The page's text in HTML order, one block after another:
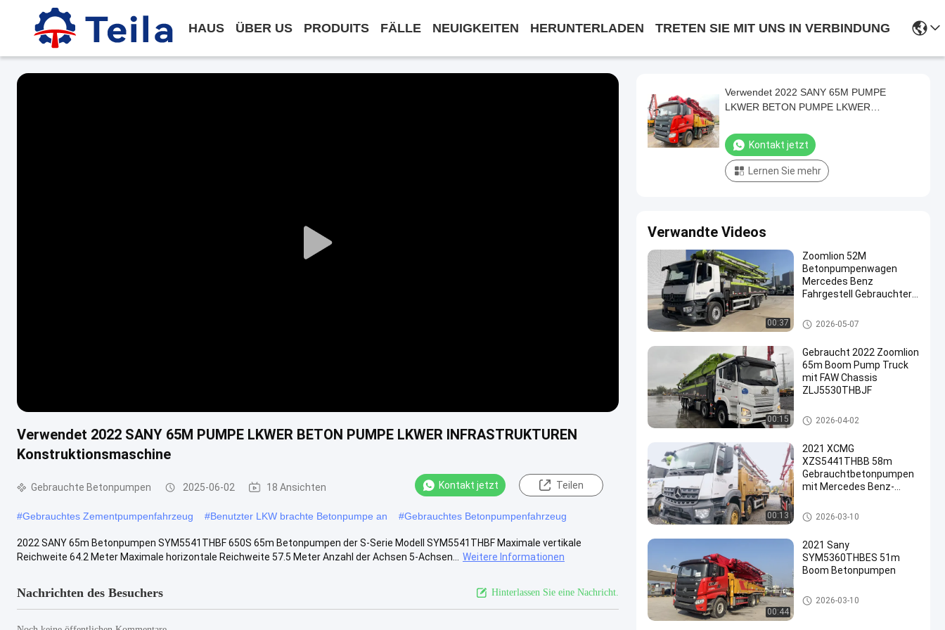
HAUS ÜBER US PRODUITS FÄLLE NEUIGKEITEN HERUNTERLADEN TRETEN SIE MIT UNS IN VERBINDUNG
Play
Verwendet 2022 SANY 65M PUMPE LKWER BETON PUMPE LKWER INFRASTRUKTUREN
Konstruktionsmaschine
Gebrauchte Betonpumpen 2025-06-02 18 Ansichten Kontakt jetzt Teilen
#Gebrauchtes Zementpumpenfahrzeug #Benutzter LKW brachte Betonpumpe an #Gebrauchtes Betonpumpenfahrzeug
2022 SANY 65m Betonpumpen SYM5541THBF 650S 65m Betonpumpen der S-Serie Modell SYM5541THBF Maximale vertikale
Reichweite 64.2 Meter Maximale horizontale Reichweite 57.5 Meter Anzahl der Achsen 5-Achsen...
Weitere Informationen
Nachrichten des Besuchers Hinterlassen Sie eine Nachricht.
Verwendet 2022 SANY 65M PUMPE
LKWER BETON PUMPE LKWER
Konstruktionsmaschine
Kontakt jetzt
Lernen Sie mehr
Verwandte Videos
00:37
Zoomlion 52M
Betonpumpenwagen
Mercedes Benz
Fahrgestell Gebrauchter
Betonpumpenwagen
2023
Gebrauchte Betonpumpen
2026-05-07
00:15
Gebraucht 2022 Zoomlion
65m Boom Pump Truck
mit FAW Chassis
ZLJ5530THBJF
Gebrauchte Betonpumpen
2026-04-02
00:13
2021 XCMG
XZS5441THBB 58m
Gebrauchtbetonpumpen
mit Mercedes Benz-
Leistung
Gebrauchte Betonpumpen
2026-03-10
00:44
2021 Sany
SYM5360THBES 51m
Boom Betonpumpen
Gebrauchte Betonpumpen
2026-03-10